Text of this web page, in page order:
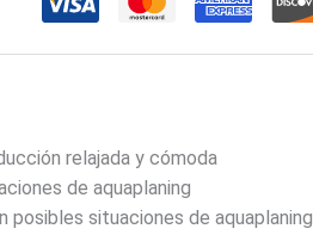
relajada y cómoda
de aquaplaning
situaciones de aquaplaning